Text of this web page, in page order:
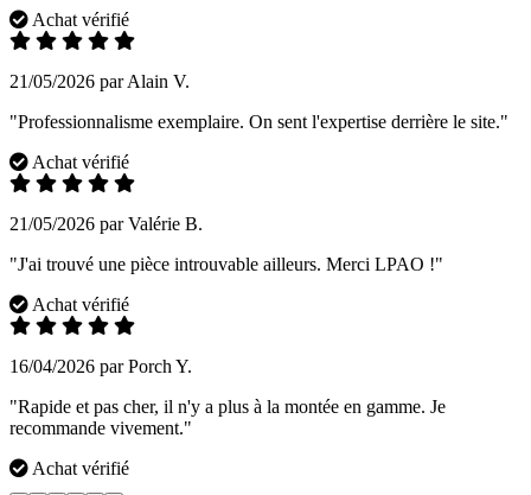
Achat vérifié
21/05/2026 par Alain V.
"Professionnalisme exemplaire. On sent l'expertise derrière le site."
Achat vérifié
21/05/2026 par Valérie B.
"J'ai trouvé une pièce introuvable ailleurs. Merci LPAO !"
Achat vérifié
16/04/2026 par Porch Y.
"Rapide et pas cher, il n'y a plus à la montée en gamme. Je
recommande vivement."
Achat vérifié